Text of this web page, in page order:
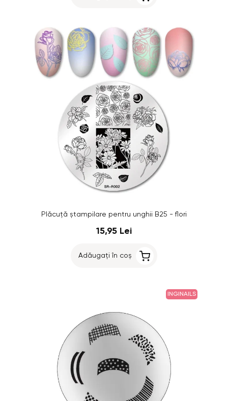
Plăcuţă ştampilare pentru unghii B25 - flori
15,95 Lei
Adăugați în coș
INGINAILS